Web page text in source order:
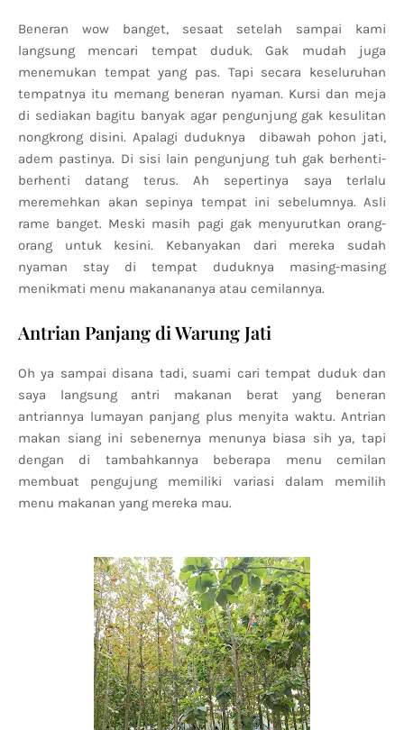
Beneran wow banget, sesaat setelah sampai kami
langsung mencari tempat duduk. Gak mudah juga
menemukan tempat yang pas. Tapi secara keseluruhan
tempatnya itu memang beneran nyaman. Kursi dan meja
di sediakan bagitu banyak agar pengunjung gak kesulitan
nongkrong disini. Apalagi duduknya dibawah pohon jati,
adem pastinya. Di sisi lain pengunjung tuh gak berhenti-
berhenti datang terus. Ah sepertinya saya terlalu
meremehkan akan sepinya tempat ini sebelumnya. Asli
rame banget. Meski masih pagi gak menyurutkan orang-
orang untuk kesini. Kebanyakan dari mereka sudah
nyaman stay di tempat duduknya masing-masing
menikmati menu makanananya atau cemilannya.
Antrian Panjang di Warung Jati
Oh ya sampai disana tadi, suami cari tempat duduk dan
saya langsung antri makanan berat yang beneran
antriannya lumayan panjang plus menyita waktu. Antrian
makan siang ini sebenernya menunya biasa sih ya, tapi
dengan di tambahkannya beberapa menu cemilan
membuat pengujung memiliki variasi dalam memilih
menu makanan yang mereka mau.